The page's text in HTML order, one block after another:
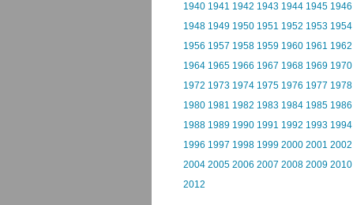
1940 1941 1942 1943 1944 1945 1946
1948 1949 1950 1951 1952 1953 1954
1956 1957 1958 1959 1960 1961 1962
1964 1965 1966 1967 1968 1969 1970
1972 1973 1974 1975 1976 1977 1978
1980 1981 1982 1983 1984 1985 1986
1988 1989 1990 1991 1992 1993 1994
1996 1997 1998 1999 2000 2001 2002
2004 2005 2006 2007 2008 2009 2010
2012